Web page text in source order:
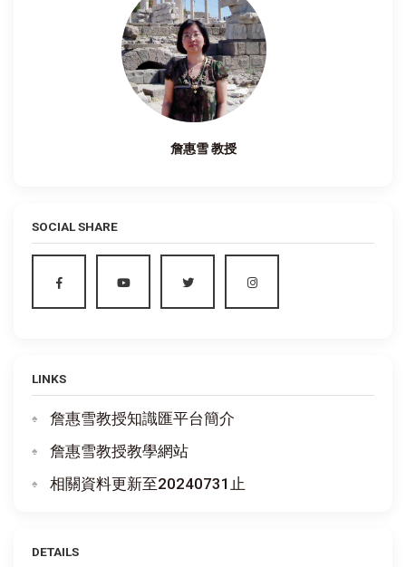
詹惠雪 教授
SOCIAL SHARE
LINKS
詹惠雪教授知識匯平台簡介
詹惠雪教授教學網站
相關資料更新至20240731止
DETAILS